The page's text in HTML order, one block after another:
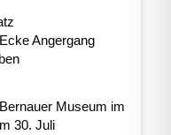
Angergang
Museum im
30. Juli